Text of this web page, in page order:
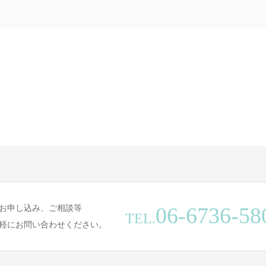
申し込み、ご相談等
にお問い合わせください。
TEL.06-6736-